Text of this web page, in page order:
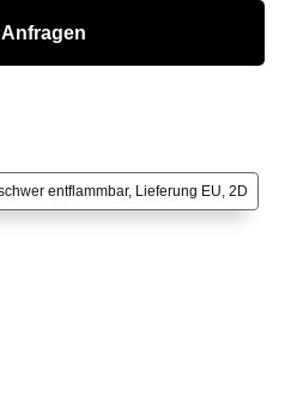
entflammbar, Lieferung EU, 2D